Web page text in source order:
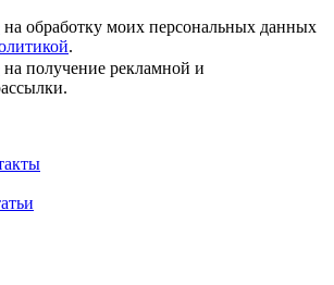
на обработку моих персональных данных
.
на получение рекламной и